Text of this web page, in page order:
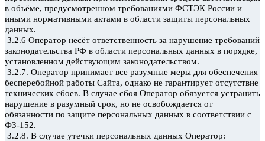
в объёме, предусмотренном требованиями ФСТЭК России и
иными нормативными актами в области защиты персональных
данных.
3.2.6 Оператор несёт ответственность за нарушение требований
законодательства РФ в области персональных данных в порядке,
установленном действующим законодательством.
3.2.7. Оператор принимает все разумные меры для обеспечения
бесперебойной работы Сайта, однако не гарантирует отсутствие
технических сбоев. В случае сбоя Оператор обязуется устранить
нарушение в разумный срок, но не освобождается от
обязанности по защите персональных данных в соответствии с
ФЗ-152.
3.2.8. В случае утечки персональных данных Оператор: